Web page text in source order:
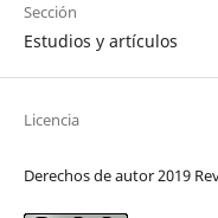
Sección
Estudios y artículos
Licencia
Derechos de autor 2019